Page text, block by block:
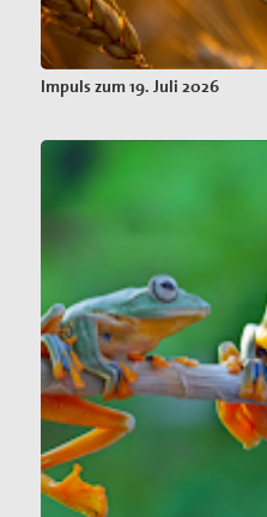
Impuls zum 19. Juli 2026